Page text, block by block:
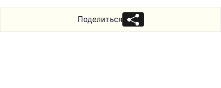
Поделиться